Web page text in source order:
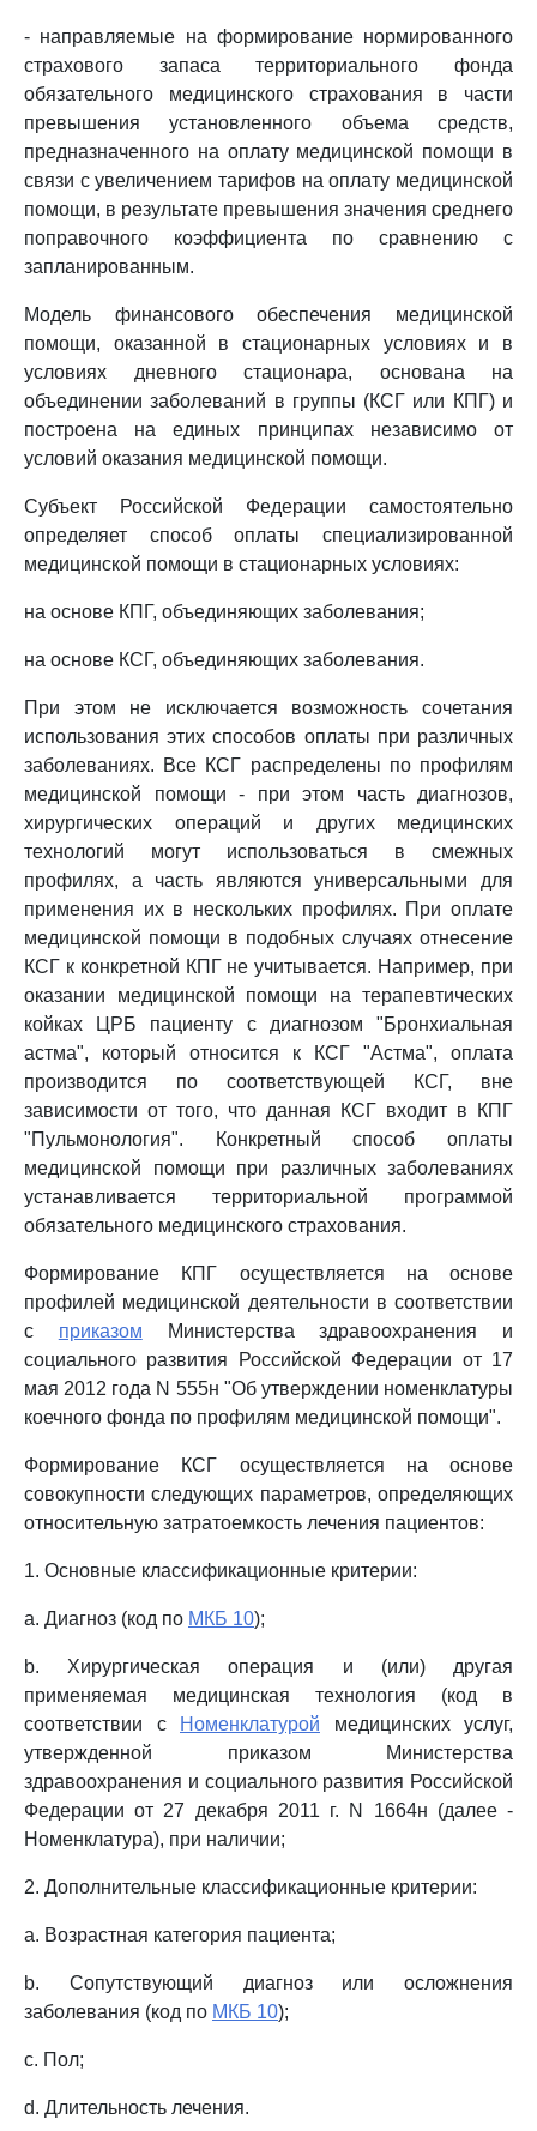
- направляемые на формирование нормированного
страхового запаса территориального фонда
обязательного медицинского страхования в части
превышения установленного объема средств,
предназначенного на оплату медицинской помощи в
связи с увеличением тарифов на оплату медицинской
помощи, в результате превышения значения среднего
поправочного коэффициента по сравнению с
запланированным.
Модель финансового обеспечения медицинской
помощи, оказанной в стационарных условиях и в
условиях дневного стационара, основана на
объединении заболеваний в группы (КСГ или КПГ) и
построена на единых принципах независимо от
условий оказания медицинской помощи.
Субъект Российской Федерации самостоятельно
определяет способ оплаты специализированной
медицинской помощи в стационарных условиях:
на основе КПГ, объединяющих заболевания;
на основе КСГ, объединяющих заболевания.
При этом не исключается возможность сочетания
использования этих способов оплаты при различных
заболеваниях. Все КСГ распределены по профилям
медицинской помощи - при этом часть диагнозов,
хирургических операций и других медицинских
технологий могут использоваться в смежных
профилях, а часть являются универсальными для
применения их в нескольких профилях. При оплате
медицинской помощи в подобных случаях отнесение
КСГ к конкретной КПГ не учитывается. Например, при
оказании медицинской помощи на терапевтических
койках ЦРБ пациенту с диагнозом "Бронхиальная
астма", который относится к КСГ "Астма", оплата
производится по соответствующей КСГ, вне
зависимости от того, что данная КСГ входит в КПГ
"Пульмонология". Конкретный способ оплаты
медицинской помощи при различных заболеваниях
устанавливается территориальной программой
обязательного медицинского страхования.
Формирование КПГ осуществляется на основе
профилей медицинской деятельности в соответствии
с приказом Министерства здравоохранения и
социального развития Российской Федерации от 17
мая 2012 года N 555н "Об утверждении номенклатуры
коечного фонда по профилям медицинской помощи".
Формирование КСГ осуществляется на основе
совокупности следующих параметров, определяющих
относительную затратоемкость лечения пациентов:
1. Основные классификационные критерии:
a. Диагноз (код по МКБ 10);
b. Хирургическая операция и (или) другая
применяемая медицинская технология (код в
соответствии с
Номенклатурой медицинских услуг,
утвержденной приказом Министерства
здравоохранения и социального развития Российской
Федерации от 27 декабря 2011 г. N 1664н (далее -
Номенклатура), при наличии;
2. Дополнительные классификационные критерии:
a. Возрастная категория пациента;
b. Сопутствующий диагноз или осложнения
заболевания (код по МКБ 10);
c. Пол;
d. Длительность лечения.